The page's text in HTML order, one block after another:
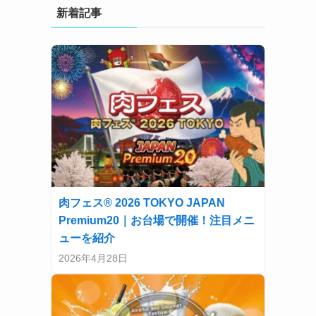
新着記事
肉フェス® 2026 TOKYO JAPAN
Premium20｜お台場で開催！注目メニ
ューを紹介
2026年4月28日